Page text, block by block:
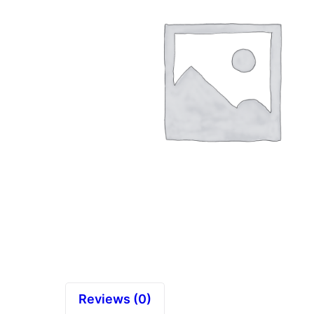
Reviews (0)